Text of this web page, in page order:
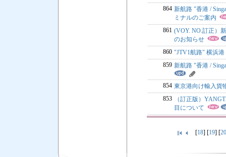
864 新航路 "香港 /
ミナルのご案内
861 (VOY. NO.訂正）
のお知らせ
860 "JTV1航路" 横浜
859 新航路 "香港 /
854 東京港向け輸入貨
853
（訂正版）
目について
[18] [19] [20